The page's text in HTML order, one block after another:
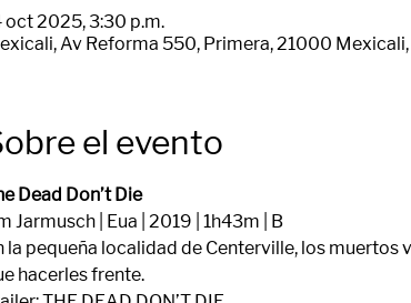
oct 2025, 3:30 p.m.
Av Reforma 550, Primera, 21000 Mexicali,
el evento
Dead Don’t Die
Jarmusch | Eua | 2019 | 1h43m | B
la pequeña localidad de Centerville, los
hacerles frente.